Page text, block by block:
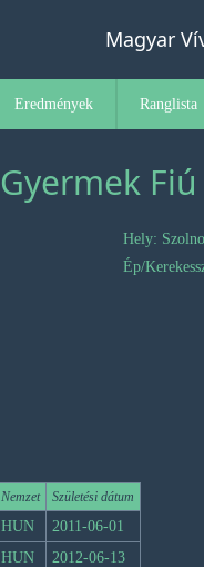
Magyar
Eredmények Ranglista
Hely:
Ép/
Nemzet Születési dátum
HUN
2011-06-01
HUN
2012-06-13